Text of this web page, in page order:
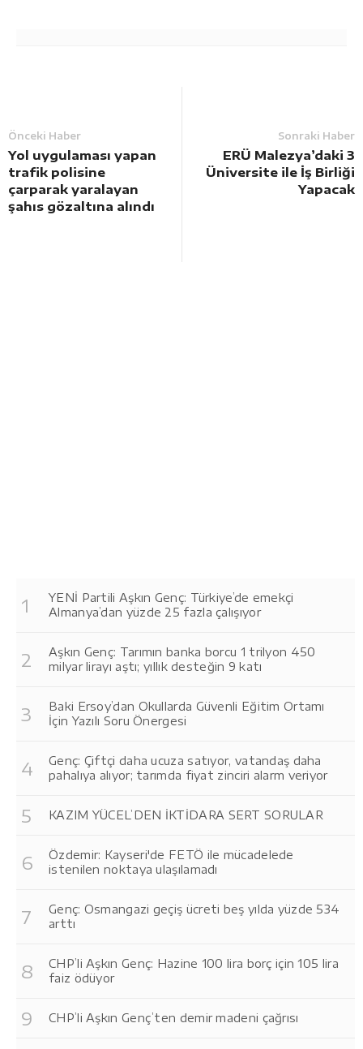
Önceki Haber
Yol uygulaması yapan
trafik polisine
çarparak yaralayan
şahıs gözaltına alındı
Sonraki Haber
ERÜ Malezya’daki 3
Üniversite ile İş Birliği
Yapacak
YENİ Partili Aşkın Genç: Türkiye’de emekçi
Almanya’dan yüzde 25 fazla çalışıyor
Aşkın Genç: Tarımın banka borcu 1 trilyon 450
milyar lirayı aştı; yıllık desteğin 9 katı
Baki Ersoy’dan Okullarda Güvenli Eğitim Ortamı
İçin Yazılı Soru Önergesi
Genç: Çiftçi daha ucuza satıyor, vatandaş daha
pahalıya alıyor; tarımda fiyat zinciri alarm veriyor
KAZIM YÜCEL’DEN İKTİDARA SERT SORULAR
Özdemir: Kayseri'de FETÖ ile mücadelede
istenilen noktaya ulaşılamadı
Genç: Osmangazi geçiş ücreti beş yılda yüzde 534
arttı
CHP’li Aşkın Genç: Hazine 100 lira borç için 105 lira
faiz ödüyor
CHP’li Aşkın Genç’ten demir madeni çağrısı